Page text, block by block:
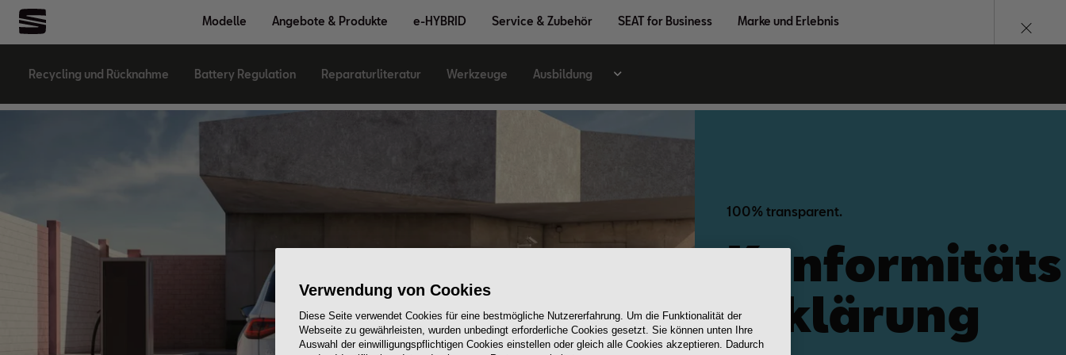
Modelle Angebote & Produkte e-HYBRID Service & Zubehör SEAT for Business Marke und Erlebnis
Recycling und Rücknahme Battery Regulation Reparaturliteratur Werkzeuge Ausbildung
100% transparent.
Konformitäts
erklärung
Verwendung von Cookies
Diese Seite verwendet Cookies für eine bestmögliche Nutzererfahrung. Um die Funktionalität der
Webseite zu gewährleisten, wurden unbedingt erforderliche Cookies gesetzt. Sie können unten Ihre
Auswahl der einwilligungspflichtigen Cookies einstellen oder gleich alle Cookies akzeptieren. Dadurch